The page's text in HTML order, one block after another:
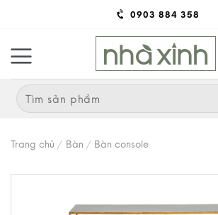
content
0903 884 358
Search
for:
Trang chủ / Bàn / Bàn console